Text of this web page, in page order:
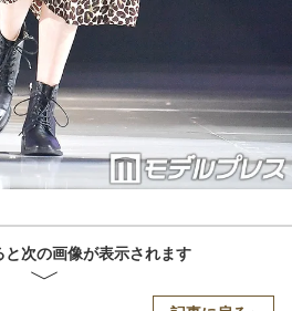
と次の画像が表示されます